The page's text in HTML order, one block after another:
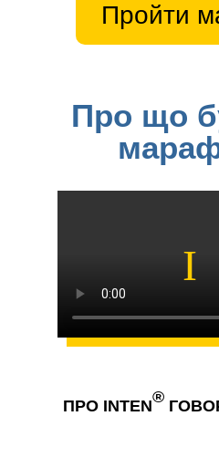
Пройти
Про що
ПРО INTEN®